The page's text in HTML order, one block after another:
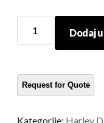
farova
Dodaj
Kategorije: Harley